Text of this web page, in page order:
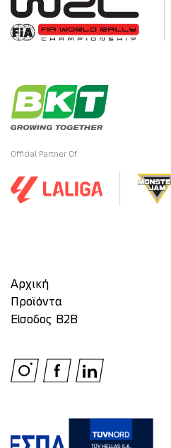
Official Partner Of
Αρχική
Προϊόντα
Είσοδος Β2Β